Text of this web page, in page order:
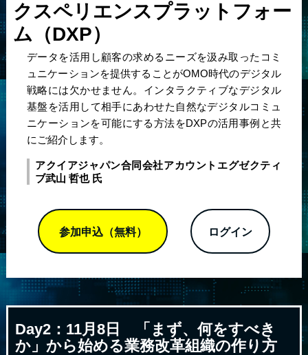
クスペリエンスプラットフォー
ム（DXP）
データを活用し顧客の求めるニーズを汲み取ったコミ
ュニケーションを提供することがOMO時代のデジタル
戦略には欠かせません。インタラクティブなデジタル
基盤を活用して相手にあわせた自然なデジタルコミュ
ニケーションを可能にする方法をDXPの活用事例と共
にご紹介します。
アクイアジャパン合同会社アカウントエグゼクティ
ブ武山 哲也 氏
参加申込（無料） ログイン
Day2：11月8日
「まず、何をすべき
か」から始める業務改革組織の作り方